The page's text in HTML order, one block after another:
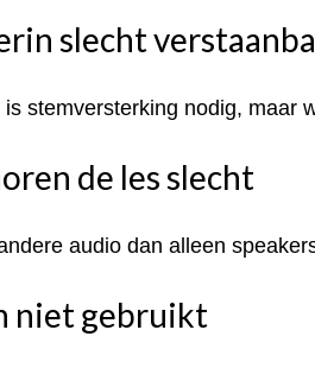
slecht
is stemversterking nodig, maar
de les slecht
audio dan alleen
niet gebruikt